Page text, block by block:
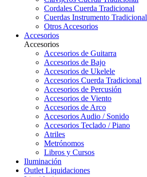
Cordales Cuerda Tradicional
Cuerdas Instrumento Tradicional
Otros Accesorios
Accesorios
Accesorios
Accesorios de Guitarra
Accesorios de Bajo
Accesorios de Ukelele
Accesorios Cuerda Tradicional
Accesorios de Percusión
Accesorios de Viento
Accesorios de Arco
Accesorios Audio / Sonido
Accesorios Teclado / Piano
Atriles
Metrónomos
Libros y Cursos
Iluminación
Outlet Liquidaciones